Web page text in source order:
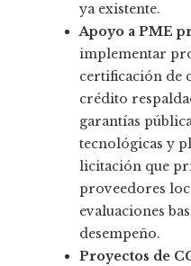
ya existente.
Apoyo a PME
implementar
certificación de
crédito
garantías
tecnológicas y
licitación que
proveedores
evaluaciones
desempeño.
Proyectos de